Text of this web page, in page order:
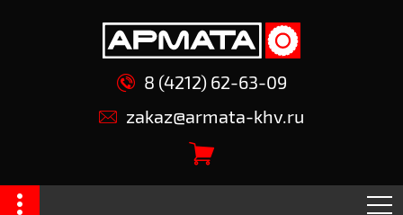
8 (4212) 62-63-09
zakaz@armata-khv.ru